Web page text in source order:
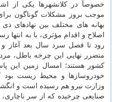
خصوصاً در کلانشهرها یکی از
موجب بروز مشکلات گوناگون
بهانه های مختلف بین نهادهای
اصلاح و اقدام مؤثری، با به
رود تا فصل سرد سال بعد آغاز
متضرر نهایی این چرخه باطل،
کشور هستند؛ امسال زمین این
خودروسازها و محیط زیست بود
وزارت نیرو هم رسیده است و
صنایعی چرخیده که از سر